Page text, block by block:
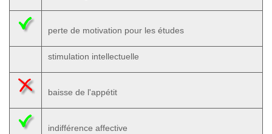
perte de motivation pour les études
stimulation intellectuelle
baisse de l'appétit
indifférence affective